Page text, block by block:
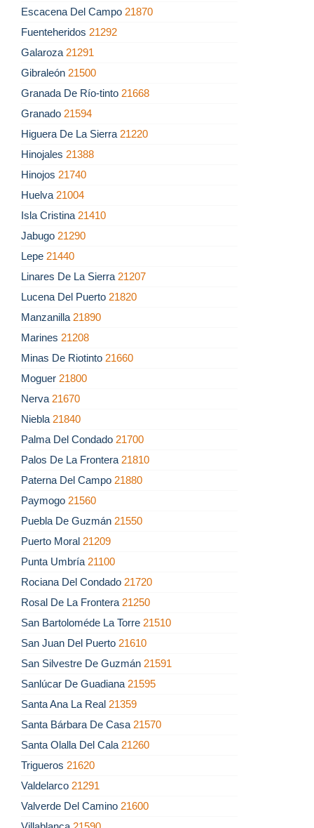
Escacena Del Campo 21870
Fuenteheridos 21292
Galaroza 21291
Gibraleón 21500
Granada De Río-tinto 21668
Granado 21594
Higuera De La Sierra 21220
Hinojales 21388
Hinojos 21740
Huelva 21004
Isla Cristina 21410
Jabugo 21290
Lepe 21440
Linares De La Sierra 21207
Lucena Del Puerto 21820
Manzanilla 21890
Marines 21208
Minas De Riotinto 21660
Moguer 21800
Nerva 21670
Niebla 21840
Palma Del Condado 21700
Palos De La Frontera 21810
Paterna Del Campo 21880
Paymogo 21560
Puebla De Guzmán 21550
Puerto Moral 21209
Punta Umbría 21100
Rociana Del Condado 21720
Rosal De La Frontera 21250
San Bartoloméde La Torre 21510
San Juan Del Puerto 21610
San Silvestre De Guzmán 21591
Sanlúcar De Guadiana 21595
Santa Ana La Real 21359
Santa Bárbara De Casa 21570
Santa Olalla Del Cala 21260
Trigueros 21620
Valdelarco 21291
Valverde Del Camino 21600